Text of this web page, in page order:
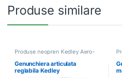
Produse similare
Produse neopren Kedley Aero-
Produse ortopedice si
sportive
Genunchiera articulata
reglabila Kedley